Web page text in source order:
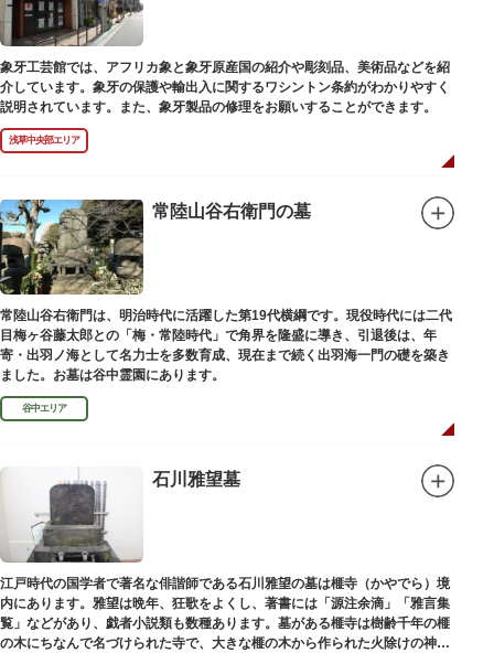
象牙工芸館では、アフリカ象と象牙原産国の紹介や彫刻品、美術品などを紹
介しています。象牙の保護や輸出入に関するワシントン条約がわかりやすく
説明されています。また、象牙製品の修理をお願いすることができます。
浅草中央部エリア
常陸山谷右衛門の墓
常陸山谷右衛門は、明治時代に活躍した第19代横綱です。現役時代には二代
目梅ヶ谷藤太郎との「梅・常陸時代」で角界を隆盛に導き、引退後は、年
寄・出羽ノ海として名力士を多数育成、現在まで続く出羽海一門の礎を築き
ました。お墓は谷中霊園にあります。
谷中エリア
石川雅望墓
江戸時代の国学者で著名な俳諧師である石川雅望の墓は榧寺（かやでら）境
内にあります。雅望は晩年、狂歌をよくし、著書には「源注余滴」「雅言集
覧」などがあり、戯者小説類も数種あります。墓がある榧寺は樹齢千年の榧
の木にちなんで名づけられた寺で、大きな榧の木から作られた火除けの神、